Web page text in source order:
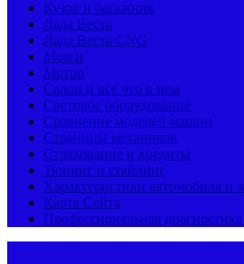
Кузов и багажник
Лада Веста
Лада Веста CNG
Мозги
Мотор
Салон и все что в нем
Световое оборудование
Сравнение моделей машин
Страницы механиков
Страхование и кредиты
Тюнинг и стайлинг
Характеристики автомобиля и
Карта Сайта
Профессиональная